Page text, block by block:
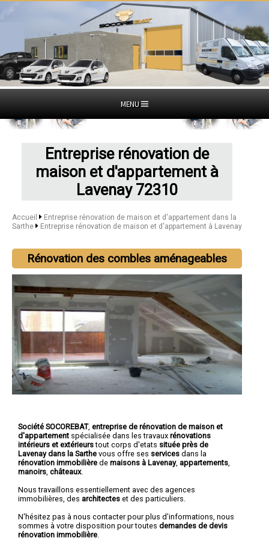
MENU
Entreprise rénovation de
maison et d'appartement à
Lavenay 72310
Accueil
Entreprise rénovation de maison et d'appartement dans la
Sarthe
Entreprise rénovation de maison et d'appartement à Lavenay
Rénovation des combles aménageables
Société SOCOREBAT, entreprise de rénovation de maison et
d'appartement spécialisée dans les travaux rénovations
intérieurs et extérieurstout corps d'etats située près de
Lavenay dans la Sarthe vous offre ses services dans la
rénovation immobilière de maisons à Lavenay, appartements
manoirs châteaux.
Nous travaillons essentiellement avec des agences
immobilières, des architectes et des particuliers.
N'hésitez pas à nous contacter pour plus d'informations, nous
sommes à votre disposition pour toutes demandes de devis
rénovation immobilière